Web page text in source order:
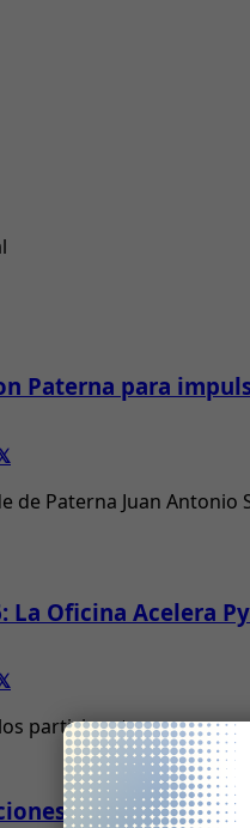
Paterna para
de Paterna Juan
Oficina Acelera
participantes conocer
para apoyar a